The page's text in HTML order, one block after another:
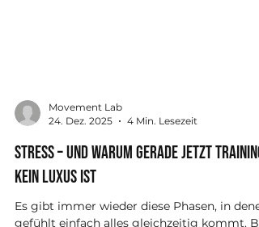
Movement Lab
24. Dez. 2025
4 Min. Lesezeit
Stress – und warum gerade jetzt Training
kein Luxus ist